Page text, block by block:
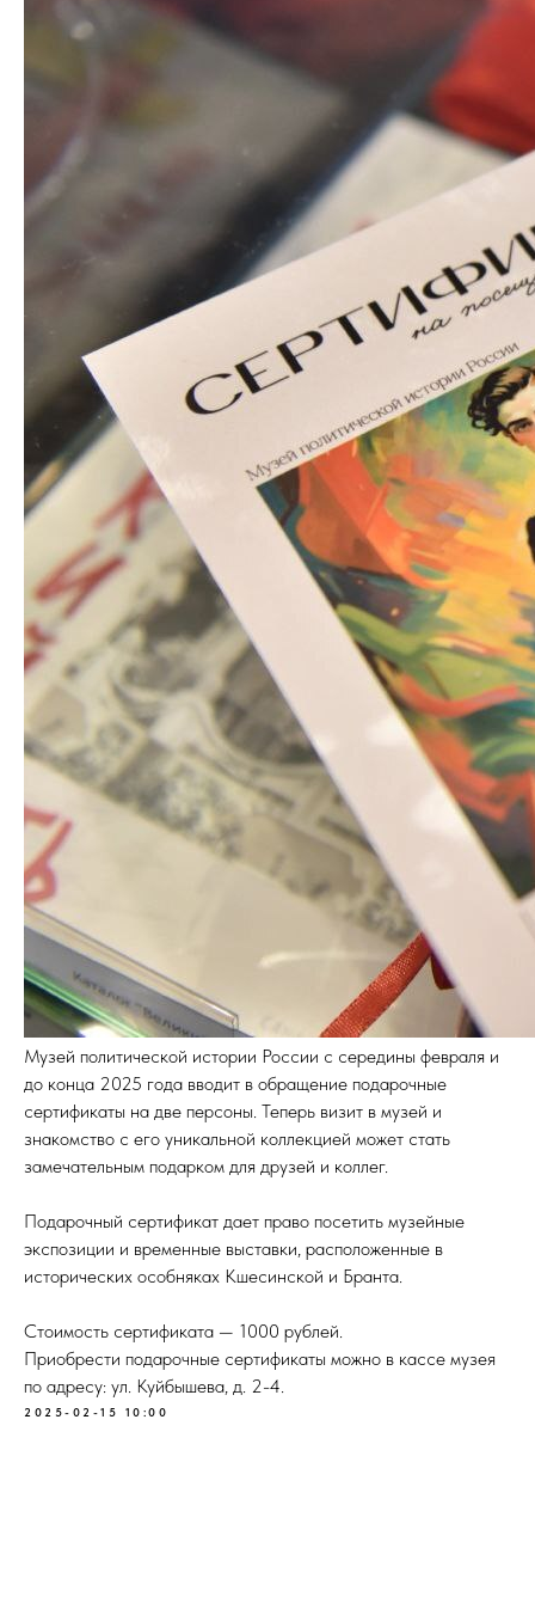
Музей политической истории России с середины февраля и
до конца 2025 года вводит в обращение подарочные
сертификаты на две персоны. Теперь визит в музей и
знакомство с его уникальной коллекцией может стать
замечательным подарком для друзей и коллег.
Подарочный сертификат дает право посетить музейные
экспозиции и временные выставки, расположенные в
исторических особняках Кшесинской и Бранта.
Стоимость сертификата — 1000 рублей.
Приобрести подарочные сертификаты можно в кассе музея
по адресу: ул. Куйбышева, д. 2-4.
2025-02-15 10:00